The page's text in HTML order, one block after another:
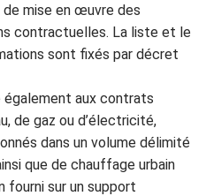
mise en œuvre des
contractuelles. La liste et le
sont fixés par décret
également aux contrats
de gaz ou d’électricité,
dans un volume délimité
que de chauffage urbain
fourni sur un support